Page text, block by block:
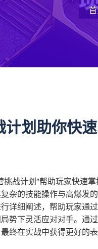
划助你快
战计划”帮助玩家快速
杂的技能操作与高爆发
详细阐述，帮助玩家通
势下灵活应对对手。通
终在实战中获得更好的表